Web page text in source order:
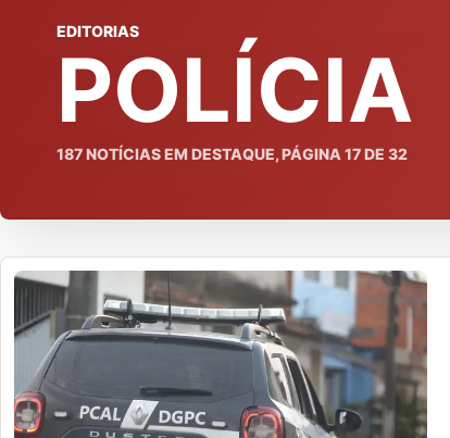
EDITORIAS
POLÍCIA
187NOTÍCIAS EM DESTAQUE, PÁGINA 17DE 32